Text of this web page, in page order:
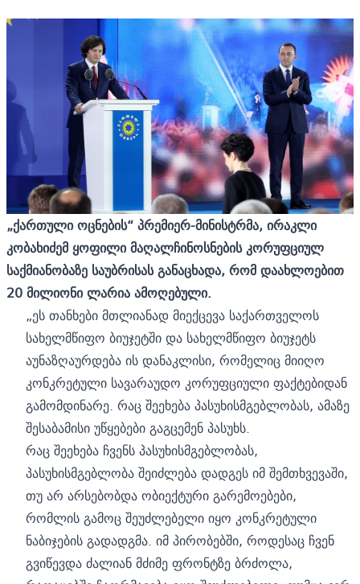
„ქართული ოცნების“ პრემიერ-მინისტრმა, ირაკლი
კობახიძემ ყოფილი მაღალჩინოსნების კორუფციულ
საქმიანობაზე საუბრისას განაცხადა, რომ დაახლოებით
20 მილიონი ლარია ამოღებული.
„ეს თანხები მთლიანად მიექცევა საქართველოს
სახელმწიფო ბიუჯეტში და სახელმწიფო ბიუჯეტს
აუნაზღაურდება ის დანაკლისი, რომელიც მიიღო
კონკრეტული სავარაუდო კორუფციული ფაქტებიდან
გამომდინარე. რაც შეეხება პასუხისმგებლობას, ამაზე
შესაბამისი უწყებები გაგცემენ პასუხს.
რაც შეეხება ჩვენს პასუხისმგებლობას,
პასუხისმგებლობა შეიძლება დადგეს იმ შემთხვევაში,
თუ არ არსებობდა ობიექტური გარემოებები,
რომლის გამოც შეუძლებელი იყო კონკრეტული
ნაბიჯების გადადგმა. იმ პირობებში, როდესაც ჩვენ
გვიწევდა ძალიან მძიმე ფრონტზე ბრძოლა,